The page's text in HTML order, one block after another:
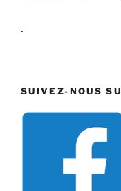
.
SUIVEZ-NOUS